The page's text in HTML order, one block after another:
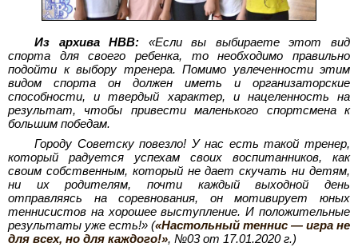
Из архива НВВ: «Если вы выбираете этот вид
спорта для своего ребенка, то необходимо правильно
подойти к выбору тренера. Помимо увлеченности этим
видом спорта он должен иметь и организаторские
способности, и твердый характер, и нацеленность на
результат, чтобы привести маленького спортсмена к
большим победам.
Городу Советску повезло! У нас есть такой тренер,
который радуется успехам своих воспитанников, как
своим собственным, который не дает скучать ни детям,
ни их родителям, почти каждый выходной день
отправляясь на соревнования, он мотивирует юных
теннисистов на хорошее выступление. И положительные
результаты уже есть!» («Настольный теннис — игра не
для всех, но для каждого!», №03 от 17.01.2020 г.)